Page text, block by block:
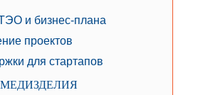
и бизнес-плана
проектов
для стартапов
МЕДИЗДЕЛИЯ